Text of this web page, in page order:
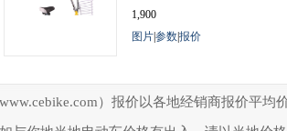
1,900
图片参数报价
）报价以各地经销商报价平